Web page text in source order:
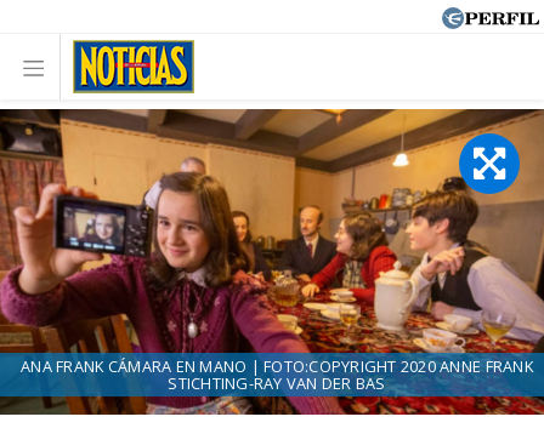
ANA FRANK CÁMARA EN MANO | FOTO:COPYRIGHT 2020 ANNE FRANK
STICHTING-RAY VAN DER BAS